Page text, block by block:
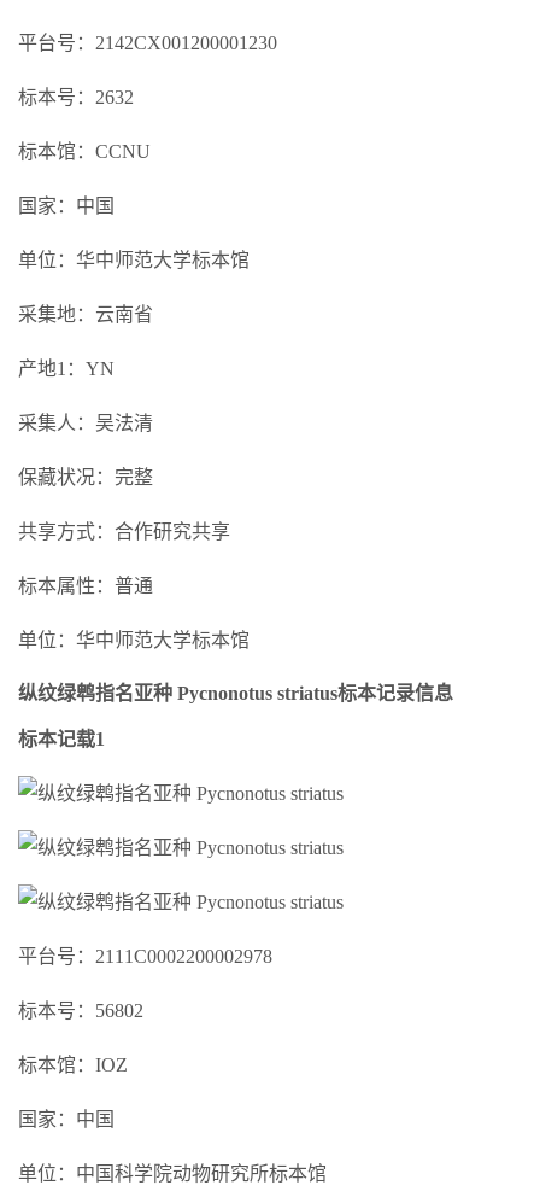
平台号：2142CX001200001230
标本号：2632
标本馆：CCNU
国家：中国
单位：华中师范大学标本馆
采集地：云南省
产地1：YN
采集人：吴法清
保藏状况：完整
共享方式：合作研究共享
标本属性：普通
单位：华中师范大学标本馆
纵纹绿鹎指名亚种 Pycnonotus striatus标本记录信息
标本记载1
平台号：2111C0002200002978
标本号：56802
标本馆：IOZ
国家：中国
单位：中国科学院动物研究所标本馆